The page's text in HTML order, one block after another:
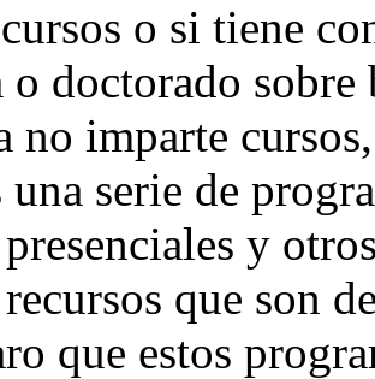
o si tiene
o doctorado
no imparte
serie de
y
que son
que estos